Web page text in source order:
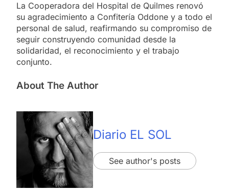
La Cooperadora del Hospital de Quilmes renovó
su agradecimiento a Confitería Oddone y a todo el
personal de salud, reafirmando su compromiso de
seguir construyendo comunidad desde la
solidaridad, el reconocimiento y el trabajo
conjunto.
About The Author
Diario EL SOL
See author's posts